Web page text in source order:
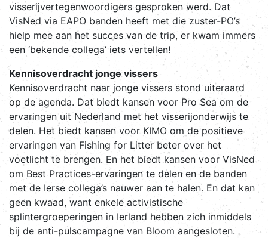
visserijvertegenwoordigers gesproken werd. Dat
VisNed via EAPO banden heeft met die zuster-PO’s
hielp mee aan het succes van de trip, er kwam immers
een ‘bekende collega’ iets vertellen!
Kennisoverdracht jonge vissers
Kennisoverdracht naar jonge vissers stond uiteraard
op de agenda. Dat biedt kansen voor Pro Sea om de
ervaringen uit Nederland met het visserijonderwijs te
delen. Het biedt kansen voor KIMO om de positieve
ervaringen van Fishing for Litter beter over het
voetlicht te brengen. En het biedt kansen voor VisNed
om Best Practices-ervaringen te delen en de banden
met de Ierse collega’s nauwer aan te halen. En dat kan
geen kwaad, want enkele activistische
splintergroeperingen in Ierland hebben zich inmiddels
bij de anti-pulscampagne van Bloom aangesloten.